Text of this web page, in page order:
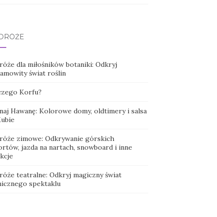
dla miłośników botaniki: Odkryj
świat roślin
Korfu?
Hawanę: Kolorowe domy, oldtimery i salsa
zimowe: Odkrywanie górskich
jazda na nartach, snowboard i inne
teatralne: Odkryj magiczny świat
spektaklu